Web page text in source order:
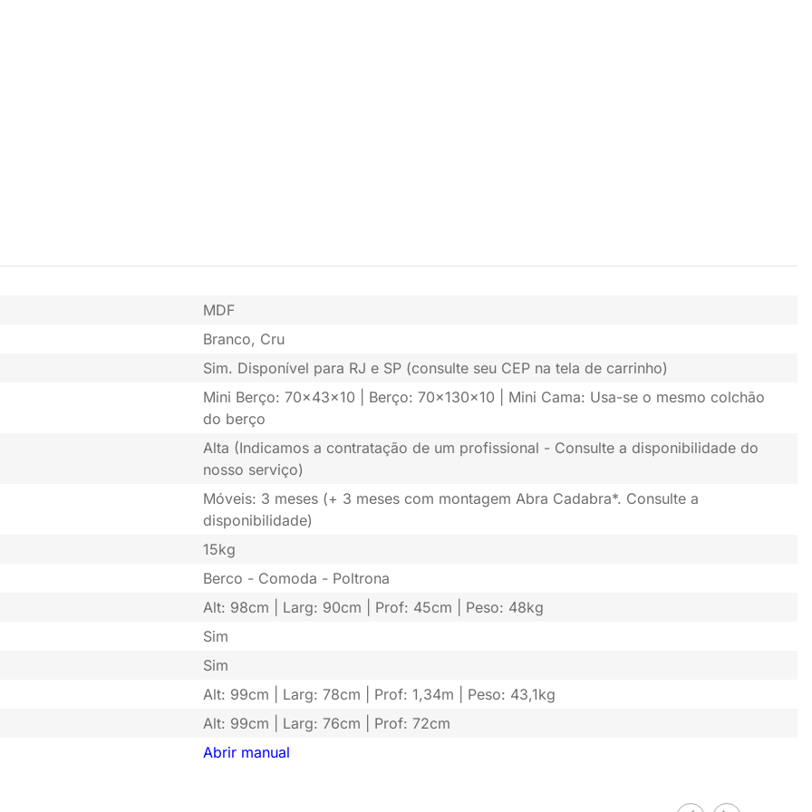
MDF
Branco, Cru
Sim. Disponível para RJ e SP (consulte seu CEP na tela de carrinho)
Mini Berço: 70x43x10 | Berço: 70x130x10 | Mini Cama: Usa-se o mesmo colchão
do berço
Alta (Indicamos a contratação de um profissional - Consulte a disponibilidade do
nosso serviço)
Móveis: 3 meses (+ 3 meses com montagem Abra Cadabra*. Consulte a
disponibilidade)
15kg
Berco - Comoda - Poltrona
Alt: 98cm | Larg: 90cm | Prof: 45cm | Peso: 48kg
Sim
Sim
Alt: 99cm | Larg: 78cm | Prof: 1,34m | Peso: 43,1kg
Alt: 99cm | Larg: 76cm | Prof: 72cm
Abrir manual